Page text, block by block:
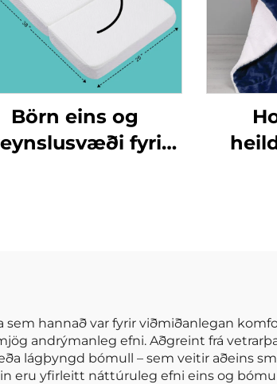
Börn eins og
fyrir
hannað var fyrir viðmiðanlegan
andrýmanleg efni. Aðgreint frá
lágþyngd bómull – sem veitir aðeins
eru yfirleitt náttúruleg efni eins og